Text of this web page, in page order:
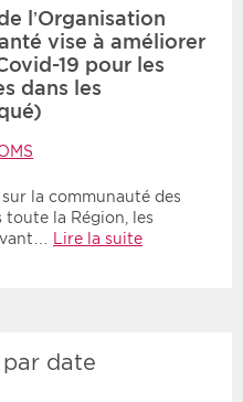
l’Organisation
vise à améliorer
19 pour les
dans les
la communauté des
toute la Région, les
Lire la suite
date